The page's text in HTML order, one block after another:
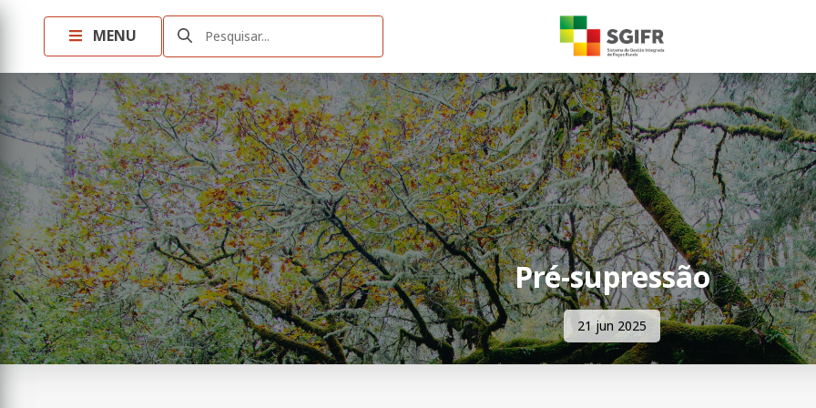
MENU Pesquisar...
Pré-supressão
21 jun 2025